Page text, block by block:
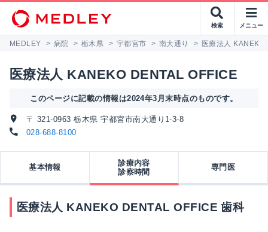
検索 メニュー
MEDLEY > 病院 > 栃木県 > 宇都宮市 > 南大通り > 医療法人
医療法人 KANEKO DENTAL OFFICE
このページに記載の情報は2024年3月末時点のものです。
〒 321-0963 栃木県 宇都宮市南大通り1-3-8
028-688-8100
基本情報
診療内容
診察時間
専門医
医療法人 KANEKO DENTAL OFFICE 歯科